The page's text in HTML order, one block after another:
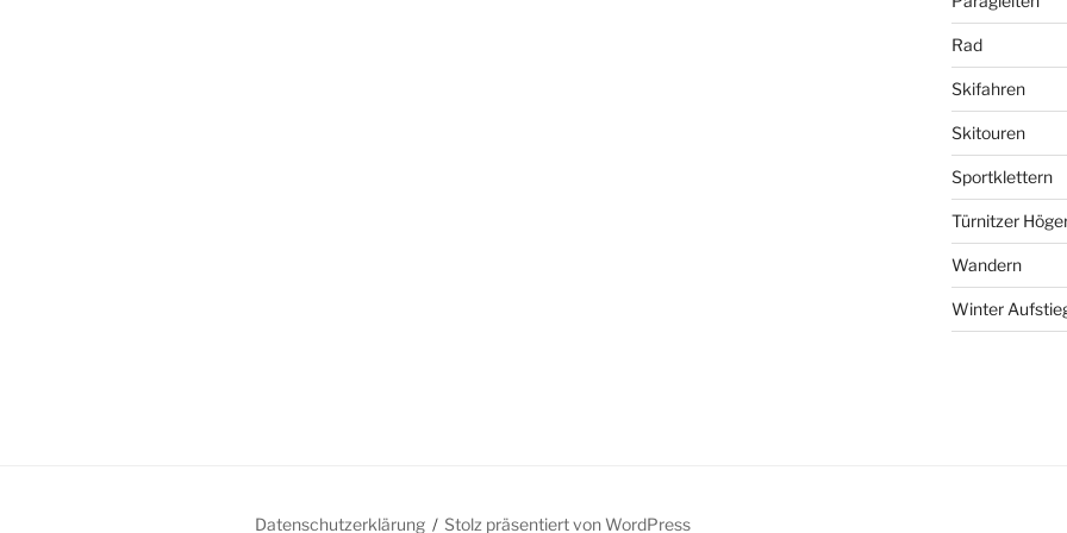
Rad
Skifahren
Skitouren
Sportklettern
Türnitzer
Wandern
Winter
Datenschutzerklärung Stolz präsentiert von WordPress